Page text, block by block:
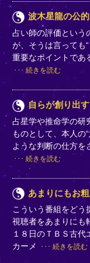
波木星龍の公
占い師の評価という
が、そうは言っても
重要なポイントであ
続きを読む
自らが創り出
占星学や推命学の研
ものとして、本人の
ような判断の仕方を
続きを読む
あまりにもお
こういう番組をどう
視聴者をあまりにも
１８日のＴＢＳ古
カーメ
続きを読む